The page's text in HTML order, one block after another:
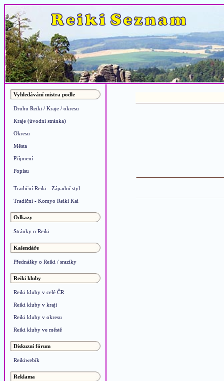
Vyhledávání mistra podle
Druhu Reiki / Kraje / okresu
Kraje (úvodní stránka)
Okresu
Města
Příjmení
Popisu
Tradiční Reiki - Západní styl
Tradiční - Komyo Reiki Kai
Odkazy
Stránky o Reiki
Kalendáře
Přednášky o Reiki / srazíky
Reiki kluby
Reiki kluby v celé ČR
Reiki kluby v kraji
Reiki kluby v okresu
Reiki kluby ve městě
Diskuzní fórum
Reikiwebík
Reklama